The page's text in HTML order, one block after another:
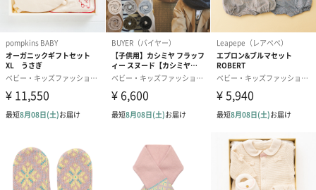
インテリアにも嬉しいデザイン
角を面取りし、丁寧に磨かれたおもちゃ。木のぬくもりを感じる
白木と淡いパステルカラーのデザインはインテリアになじみやす
くギフトにもピッタリです。
ギフトにピッタリなパッケージ
パステルカラーと柔らかいイラストが可愛い！そして内蓋にはメ